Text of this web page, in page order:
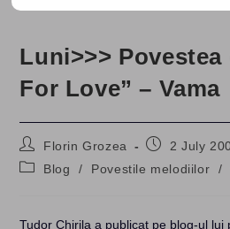
Luni>>>
For Love” – Vama
Post
author:
Florin Grozea
Post2 July
PostBlog / Povestile melodiilor /
Tudor Chirila a publicat pe blog-ul lui